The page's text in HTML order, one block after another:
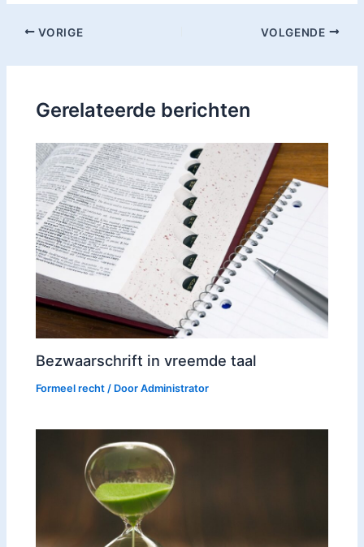
VORIGE VOLGENDE
Gerelateerde berichten
Bezwaarschrift in vreemde taal
Formeel recht / DoorAdministrator